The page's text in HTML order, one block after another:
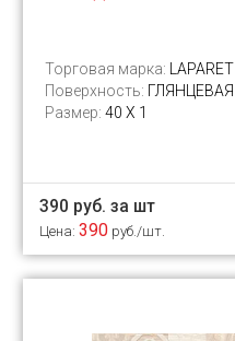
Торговая марка:
LAPARET
Поверхность: ГЛЯНЦЕВАЯ
Размер: 40 Х 1
390 руб. за шт
Цена: 390 руб./шт.